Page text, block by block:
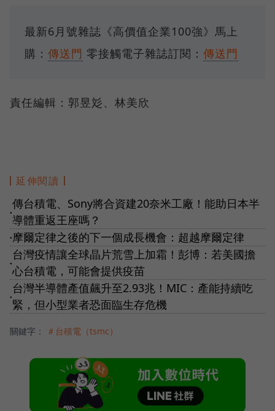
最新6月號雜誌《高價值企業100強》馬上
購： 傳送門 零接觸電子雜誌訂閱： 傳送門
責任編輯：郭昱彣、林美欣
延伸閱讀
●
傳台積電、Sony將合資建20奈米工廠！能助日本半
導體重返王座嗎？
● 摩爾定律之後的下一個成長機會：超越摩爾定律
●
台灣疫情讓全球晶片荒雪上加霜！彭博：若美國擔
心台積電，可能會提供疫苗
●
台灣半導體產值飆升至2.93兆！MIC：產能持續吃
緊，但小型業者恐面臨生存危機
關鍵字： ＃台積電（tsmc）